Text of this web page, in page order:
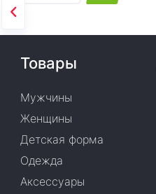
Товары
Мужчины
Женщины
Детская форма
Одежда
Аксессуары